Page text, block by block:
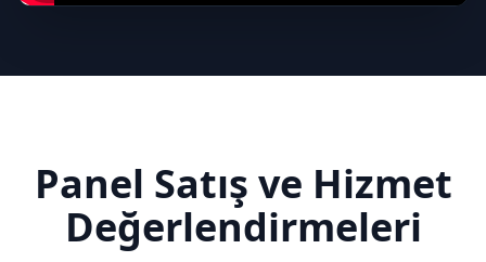
Panel Satış ve Hizmet
Değerlendirmeleri